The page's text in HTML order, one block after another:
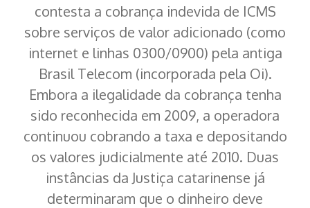
contesta a cobrança indevida de ICMS
sobre serviços de valor adicionado (como
internet e linhas 0300/0900) pela antiga
Brasil Telecom (incorporada pela Oi).
Embora a ilegalidade da cobrança tenha
sido reconhecida em 2009, a operadora
continuou cobrando a taxa e depositando
os valores judicialmente até 2010. Duas
instâncias da Justiça catarinense já
determinaram que o dinheiro deve